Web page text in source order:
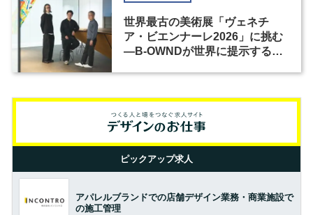
世界最古の美術展「ヴェネチ
ア・ビエンナーレ2026」に挑む
―B-OWNDが世界に提示する美
ピックアップ求人
アパレルブランドでの店舗デザイン業務・商業施設で
の施工管理